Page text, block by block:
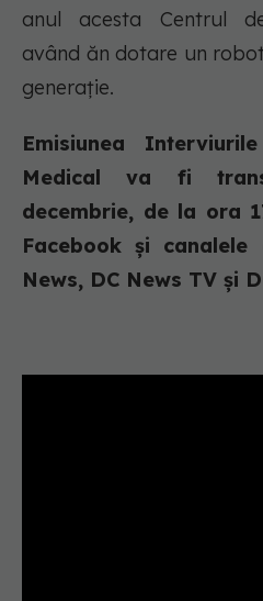
anul acesta Centrul
având ăn dotare un
generație.
Emisiunea
Medical va fi
decembrie, de la ora
Facebook și
News, DC News TV și